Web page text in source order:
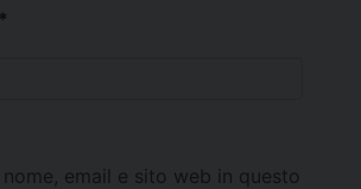
*
email e sito web in questo